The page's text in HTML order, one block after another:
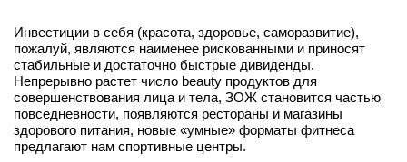
Новости
Интервью
вконтакте
Инвестиции в себя (красота, здоровье, саморазвитие),
пожалуй, являются наименее рискованными и приносят
стабильные и достаточно быстрые дивиденды.
Непрерывно растет число beauty продуктов для
совершенствования лица и тела, ЗОЖ становится частью
повседневности, появляются рестораны и магазины
здорового питания, новые «умные» форматы фитнеса
предлагают нам спортивные центры.